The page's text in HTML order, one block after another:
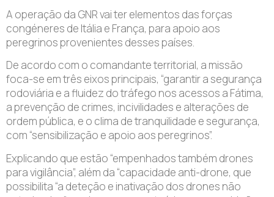
A operação da GNR vai ter elementos das forças
congéneres de Itália e França, para apoio aos
peregrinos provenientes desses países.
De acordo com o comandante territorial, a missão
foca-se em três eixos principais, “garantir a segurança
rodoviária e a fluidez do tráfego nos acessos a Fátima,
a prevenção de crimes, incivilidades e alterações de
ordem pública, e o clima de tranquilidade e segurança,
com “sensibilização e apoio aos peregrinos”.
Explicando que estão “empenhados também drones
para vigilância”, além da “capacidade anti-drone, que
possibilita “a deteção e inativação dos drones não